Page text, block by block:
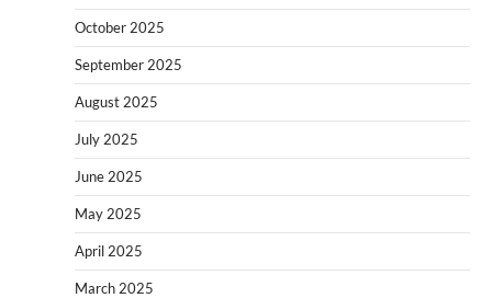
October 2025
September 2025
August 2025
July 2025
June 2025
May 2025
April 2025
March 2025